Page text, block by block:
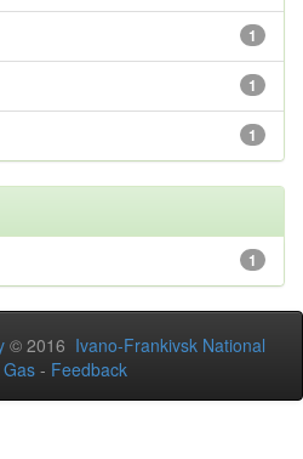
1
1
1
1
© 2016 Ivano-Frankivsk National
- Feedback